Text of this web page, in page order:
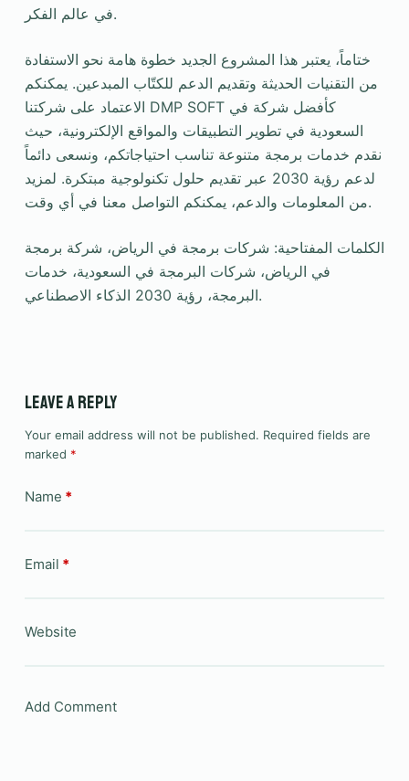
في عالم الفكر.
ختاماً، يعتبر هذا المشروع الجديد خطوة هامة نحو الاستفادة
من التقنيات الحديثة وتقديم الدعم للكتّاب المبدعين. يمكنكم
الاعتماد على شركتنا DMP SOFT كأفضل شركة في
السعودية في تطوير التطبيقات والمواقع الإلكترونية، حيث
نقدم خدمات برمجة متنوعة تناسب احتياجاتكم، ونسعى دائماً
لدعم رؤية 2030 عبر تقديم حلول تكنولوجية مبتكرة. لمزيد
من المعلومات والدعم، يمكنكم التواصل معنا في أي وقت.
الكلمات المفتاحية: شركات برمجة في الرياض، شركة برمجة
في الرياض، شركات البرمجة في السعودية، خدمات
البرمجة، رؤية 2030 الذكاء الاصطناعي.
Leave a Reply
Your email address will not be published. Required fields are
marked *
Name *
Email *
Website
Add Comment